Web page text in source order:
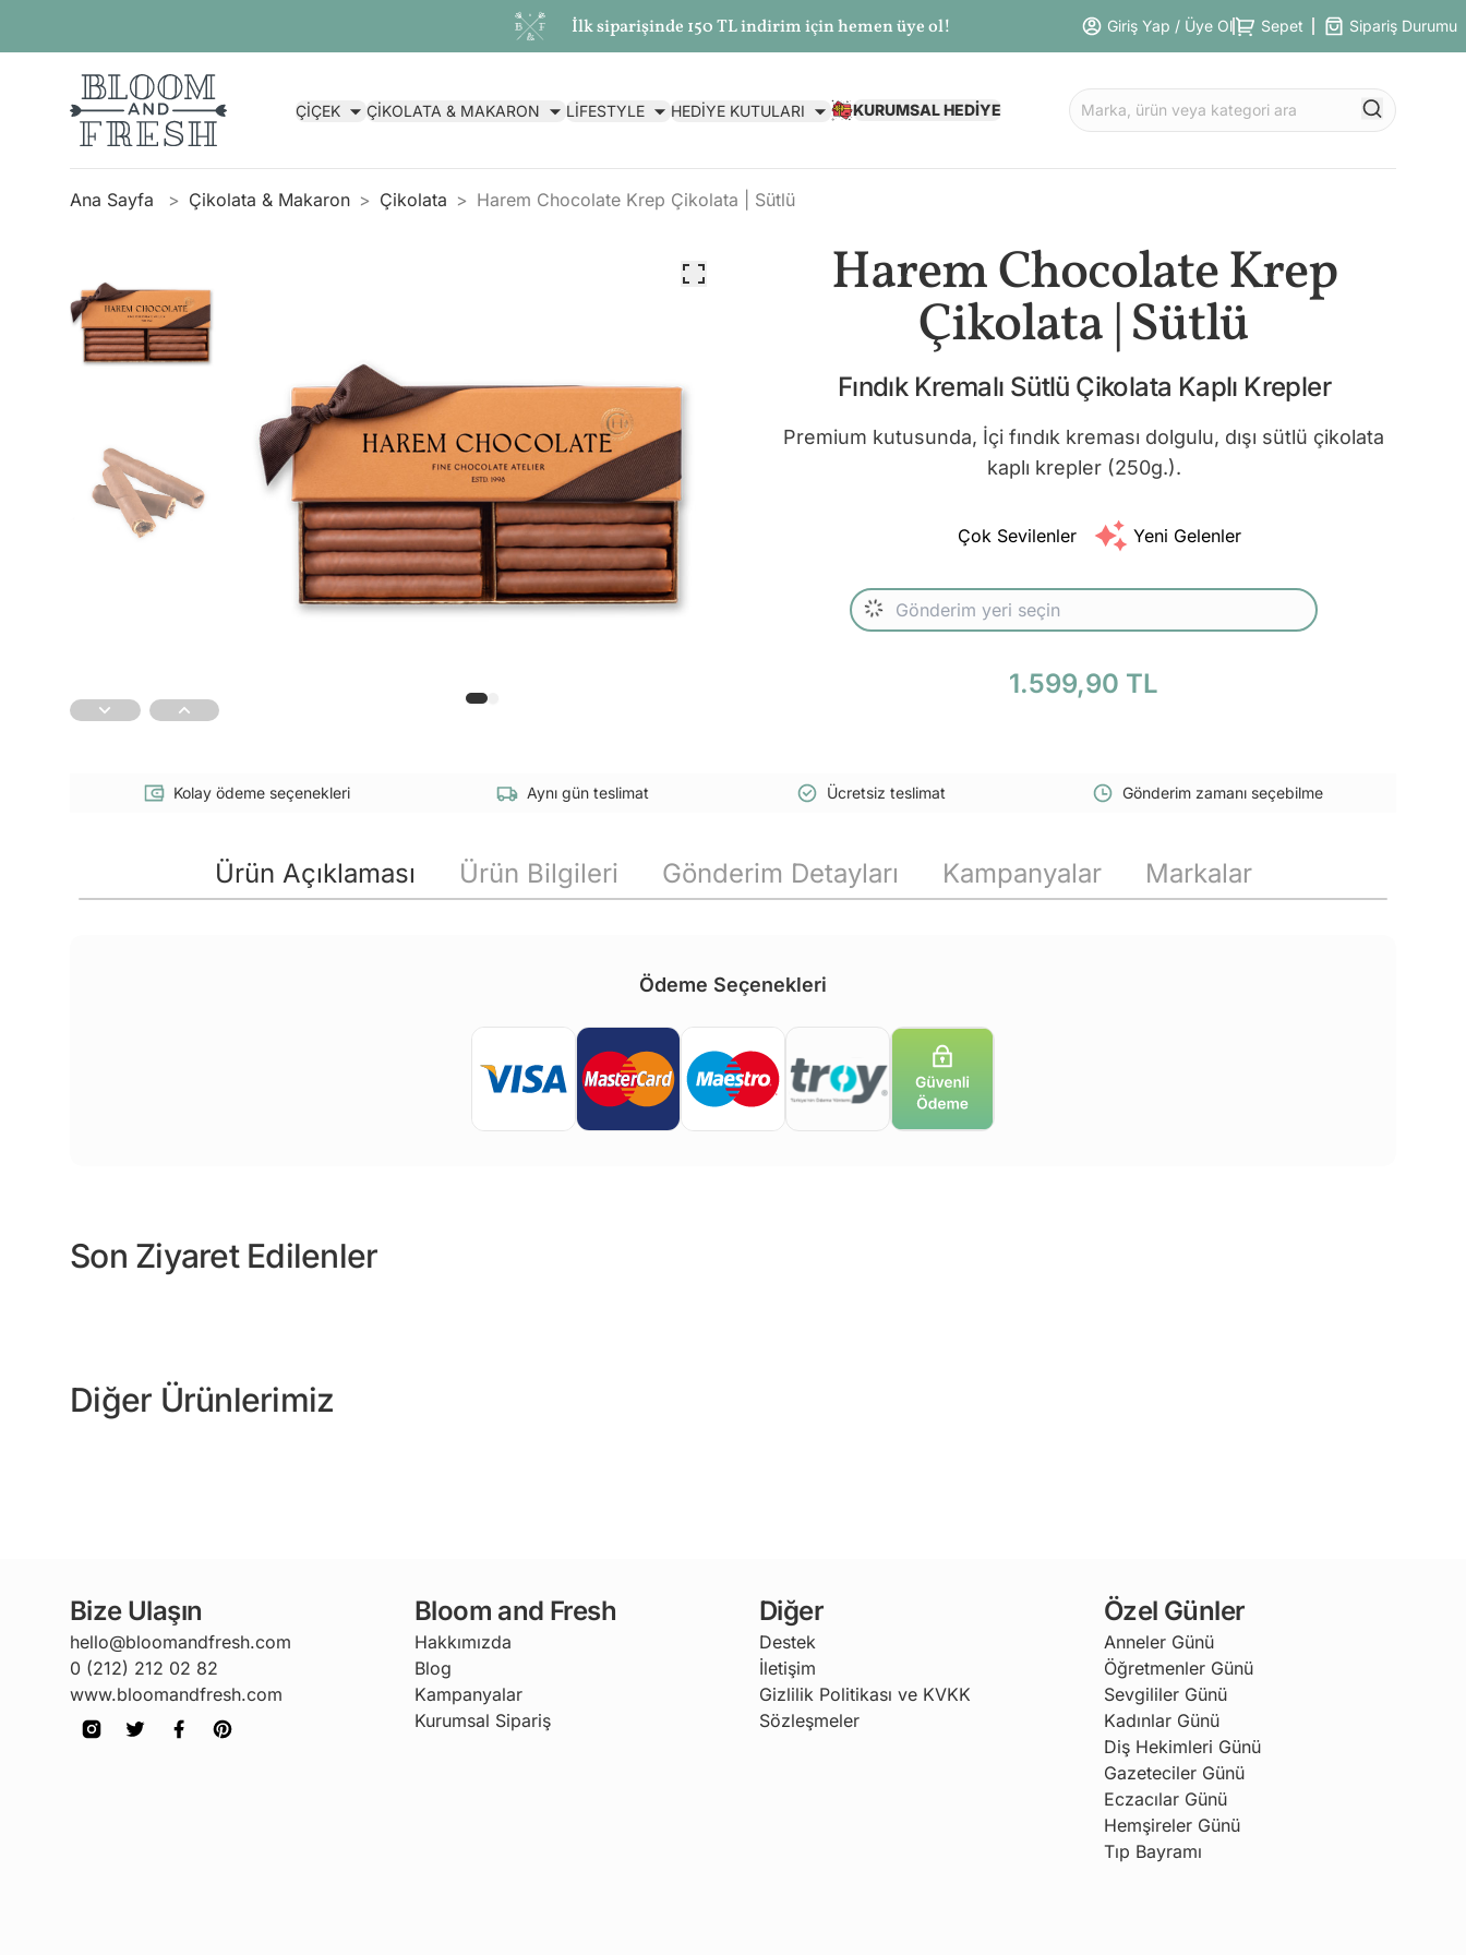
İlk siparişinde 150 TL indirim için hemen üye ol! Giriş Yap / Üye Ol Sepet Sipariş Durumu
ÇİÇEK ÇİKOLATA & MAKARON LİFESTYLE HEDİYE KUTULARI KURUMSAL HEDİYE
Ana Sayfa Çikolata & Makaron Çikolata Harem Chocolate Krep Çikolata | Sütlü
Harem Chocolate Krep
Çikolata | Sütlü
Fındık Kremalı Sütlü Çikolata Kaplı Krepler
Premium kutusunda, İçi fındık kreması dolgulu, dışı sütlü çikolata
kaplı krepler (250g.).
Çok Sevilenler Yeni Gelenler
1.599,90 TL
Kolay ödeme seçenekleri Aynı gün teslimat Ücretsiz teslimat Gönderim zamanı seçebilme
Ürün Açıklaması Ürün Bilgileri Gönderim Detayları Kampanyalar Markalar
Ödeme Seçenekleri
Son Ziyaret Edilenler
Diğer Ürünlerimiz
Bize Ulaşın
hello@bloomandfresh.com
0 (212) 212 02 82
www.bloomandfresh.com
Bloom and Fresh
Hakkımızda
Blog
Kampanyalar
Kurumsal Sipariş
Diğer
Destek
İletişim
Gizlilik Politikası ve KVKK
Sözleşmeler
Özel Günler
Anneler Günü
Öğretmenler Günü
Sevgililer Günü
Kadınlar Günü
Diş Hekimleri Günü
Gazeteciler Günü
Eczacılar Günü
Hemşireler Günü
Tıp Bayramı